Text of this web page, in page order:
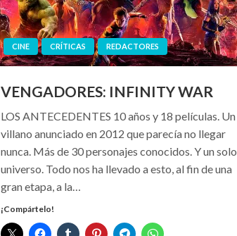
CINE CRÍTICAS REDACTORES
VENGADORES: INFINITY WAR
LOS ANTECEDENTES 10 años y 18 películas. Un
villano anunciado en 2012 que parecía no llegar
nunca. Más de 30 personajes conocidos. Y un solo
universo. Todo nos ha llevado a esto, al fin de una
gran etapa, a la…
¡Compártelo!